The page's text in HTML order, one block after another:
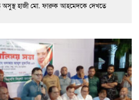
অসুস্থ হাজী মো. ফারুক আহমেদকে দেখতে